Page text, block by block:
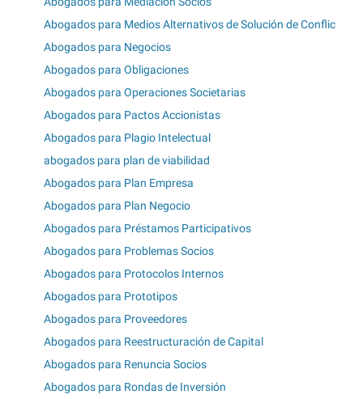
Abogados para Medios Alternativos de Solución de Conflic
Abogados para Negocios
Abogados para Obligaciones
Abogados para Operaciones Societarias
Abogados para Pactos Accionistas
Abogados para Plagio Intelectual
abogados para plan de viabilidad
Abogados para Plan Empresa
Abogados para Plan Negocio
Abogados para Préstamos Participativos
Abogados para Problemas Socios
Abogados para Protocolos Internos
Abogados para Prototipos
Abogados para Proveedores
Abogados para Reestructuración de Capital
Abogados para Renuncia Socios
Abogados para Rondas de Inversión